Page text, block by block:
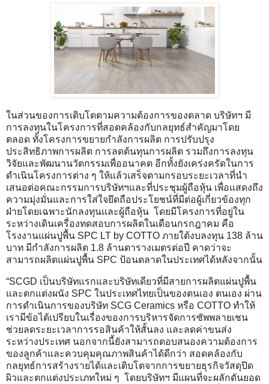
ในส่วนของการเติบโตตามความต้องการของตลาด บริษัทฯ มี
การลงทุนในโครงการที่สอดคล้องกับกลยุทธ์สำคัญมาโดย
ตลอด ทั้งโครงการขยายกำลังการผลิต การปรับปรุง
ประสิทธิภาพการผลิต การลดต้นทุนการผลิต รวมถึงการลงทุน
วิจัยและพัฒนานวัตกรรมเพื่ออนาคต อีกทั้งยังเคร่งครัดในการ
ดำเนินโครงการต่าง ๆ ให้แล้วเสร็จตามกรอบระยะเวลาที่นำ
เสนอต่อคณะกรรมการบริษัทฯและที่ประชุมผู้ถือหุ้น เพื่อแสดงถึง
ความมุ่งมั่นและการใส่ใจยึดถือประโยชน์ที่มีต่อผู้เกี่ยวข้องทุก
ฝ่ายโดยเฉพาะนักลงทุนและผู้ถือหุ้น โดยมีโครงการที่อยู่ใน
ระหว่างเดินเครื่องทดสอบการผลิตในเดือนกรกฎาคม คือ
โรงงานแผ่นปูพื้น SPC LT by COTTO ภายใต้งบลงทุน 138 ล้าน
บาท มีกำลังการผลิต 1.8 ล้านตารางเมตรต่อปี คาดว่าจะ
สามารถผลิตแผ่นปูพื้น SPC ป้อนตลาดในประเทศได้หลังจากนั้น
“SCGD เป็นบริษัทแรกและบริษัทเดียวที่มีสายการผลิตแผ่นปูพื้น
และตกแต่งผนัง SPC ในประเทศไทยเป็นของตนเอง ตนเอง ผ่าน
การดำเนินการของบริษัท SCG Ceramics หรือ COTTO ทำให้
เรามีข้อได้เปรียบในเรื่องของการบริหารจัดการซัพพลายเชน
ช่วยลดระยะเวลาการรอสินค้าให้สั้นลง และลดค่าขนส่ง
ระหว่างประเทศ นอกจากนี้ยังสามารถตอบสนองความต้องการ
ของลูกค้าและควบคุมคุณภาพสินค้าได้ดีกว่า สอดคล้องกับ
กลยุทธ์การสร้างรายได้และเติบโตจากการขยายธุรกิจวัสดุปิด
ผิวและตกแต่งประเภทใหม่ ๆ โดยบริษัทฯ มีแผนที่จะผลักดันยอด